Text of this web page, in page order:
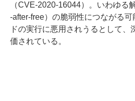
（CVE-2020-16044）。いわゆる
-after-free）の脆弱性につながる
ドの実行に悪用されうるとして、
価されている。